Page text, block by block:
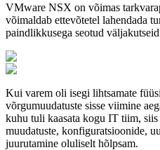
VMware NSX on võimas
võimaldab ettevõtetel lahendada
paindlikkusega seotud
Kui varem oli isegi lihtsamate
võrgumuudatuste sisse viimine
kuhu tuli kaasata kogu IT tiim,
muudatuste, konfiguratsioonide,
juurutamine oluliselt hõlpsam.